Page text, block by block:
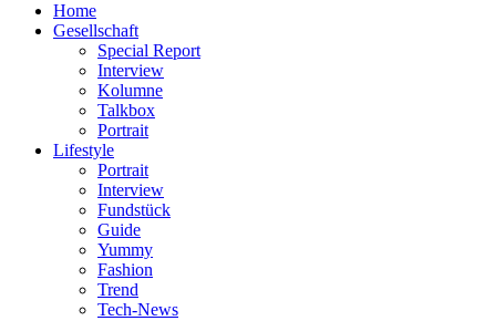
Home
Gesellschaft
Special Report
Interview
Kolumne
Talkbox
Portrait
Lifestyle
Portrait
Interview
Fundstück
Guide
Yummy
Fashion
Trend
Tech-News